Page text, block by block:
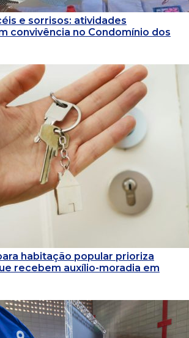
e sorrisos: atividades
convivência no Condomínio dos
habitação popular prioriza
recebem auxílio-moradia em